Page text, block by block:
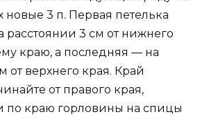
новые 3 п. Первая петелька
расстоянии 3 см от нижнего
краю, а последняя — на
от верхнего края. Край
от правого края,
по краю горловины на спицы